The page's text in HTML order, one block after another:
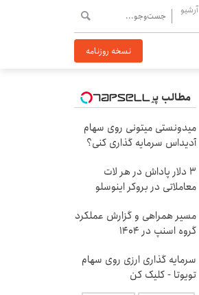
آرشیو
نسخه روزنامه
مطالب پیشنهادی
میدونستی میتونی روی سهام
آدیداس سرمایه گذاری کنی؟
۳ دلار پاداش در هر لات
معاملاتی در بروکر اینوسلو
مسیر همراهی و گزارش عملکرد
گروه اسنپ در ۱۴۰۴
سرمایه گذاری ارزی روی سهام
تویوتا - کلیک کن